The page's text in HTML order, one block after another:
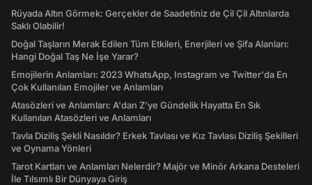
Rüyada Altın Görmek: Gerçekler de Saadetiniz de Çil Çil Altınlarda
Saklı Olabilir!
Doğal Taşların Merak Edilen Tüm Etkileri, Enerjileri ve Şifa Alanları:
Hangi Doğal Taş Ne İşe Yarar?
Emojilerin Anlamları: 2023 WhatsApp, Instagram ve Twitter'da En
Çok Kullanılan Emojiler ve Anlamları
Atasözleri ve Anlamları: A'dan Z'ye Gündelik Hayatta En Sık
Kullanılan Atasözleri ve Anlamları
Tavla Diziliş Şekli Nasıldır? Erkek Tavlası ve Kız Tavlası Diziliş Şekilleri
ve Oynama Yönleri
Tarot Kartları ve Anlamları Nelerdir? Majör ve Minör Arkana Desteleri
İle Tılsımlı Bir Dünyaya Giriş